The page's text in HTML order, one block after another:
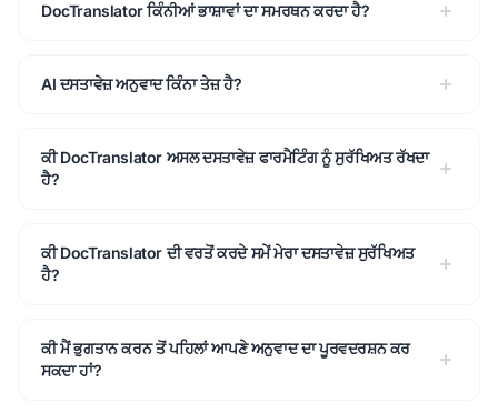
DocTranslator ਕਿੰਨੀਆਂ ਭਾਸ਼ਾਵਾਂ ਦਾ ਸਮਰਥਨ ਕਰਦਾ ਹੈ?
AI ਦਸਤਾਵੇਜ਼ ਅਨੁਵਾਦ ਕਿੰਨਾ ਤੇਜ਼ ਹੈ?
ਕੀ DocTranslator ਅਸਲ ਦਸਤਾਵੇਜ਼ ਫਾਰਮੈਟਿੰਗ ਨੂੰ ਸੁਰੱਖਿਅਤ ਰੱਖਦਾ
ਹੈ?
ਕੀ DocTranslator ਦੀ ਵਰਤੋਂ ਕਰਦੇ ਸਮੇਂ ਮੇਰਾ ਦਸਤਾਵੇਜ਼ ਸੁਰੱਖਿਅਤ
ਹੈ?
ਕੀ ਮੈਂ ਭੁਗਤਾਨ ਕਰਨ ਤੋਂ ਪਹਿਲਾਂ ਆਪਣੇ ਅਨੁਵਾਦ ਦਾ ਪੂਰਵਦਰਸ਼ਨ ਕਰ
ਸਕਦਾ ਹਾਂ?